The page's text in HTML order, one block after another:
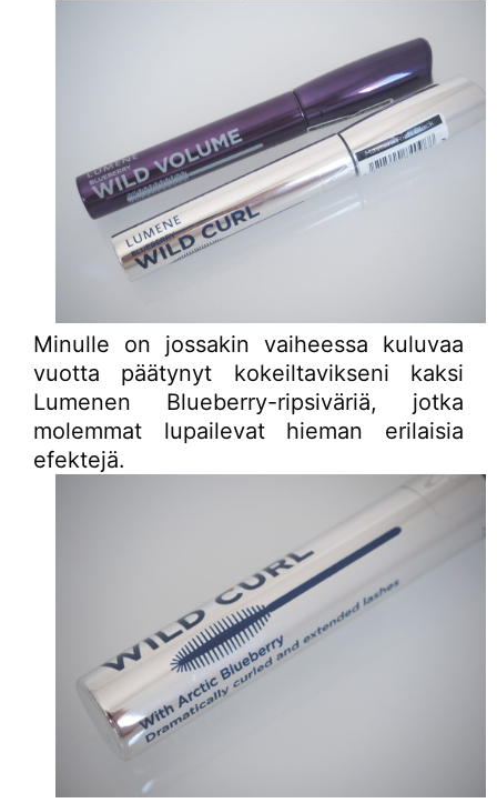
Minulle on jossakin vaiheessa kuluvaa
vuotta päätynyt kokeiltavikseni kaksi
Lumenen Blueberry-ripsiväriä, jotka
molemmat lupailevat hieman erilaisia
efektejä.